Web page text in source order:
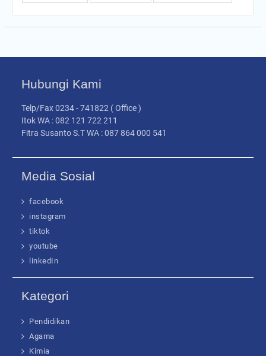
Hubungi Kami
Telp/Fax 0234 - 741822 ( Office )
Itok WA : 082 121 722 211
Fitra Susanto S.T WA : 087 864 000 541
Media Sosial
facebook
instagram
tiktok
youtube
linkedIn
Kategori
Pendidikan
Agama
Kimia